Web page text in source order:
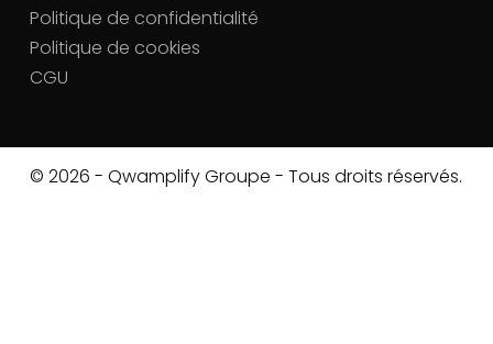
Politique de confidentialité
Politique de cookies
CGU
© 2026 - Qwamplify Groupe - Tous droits réservés.